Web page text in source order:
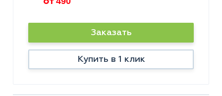
Заказать
Купить в 1 клик